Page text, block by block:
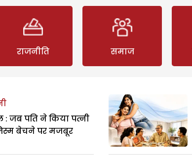
राजनीति समाज
: जब पति ने किया पत्नी
बेचने पर मजबूर